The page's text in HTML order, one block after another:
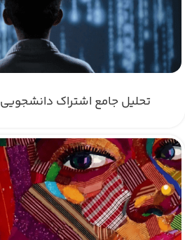
تحلیل جامع اشتراک دانشجویی Gemini Advanced